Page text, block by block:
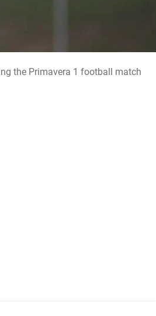
the Primavera 1 football match